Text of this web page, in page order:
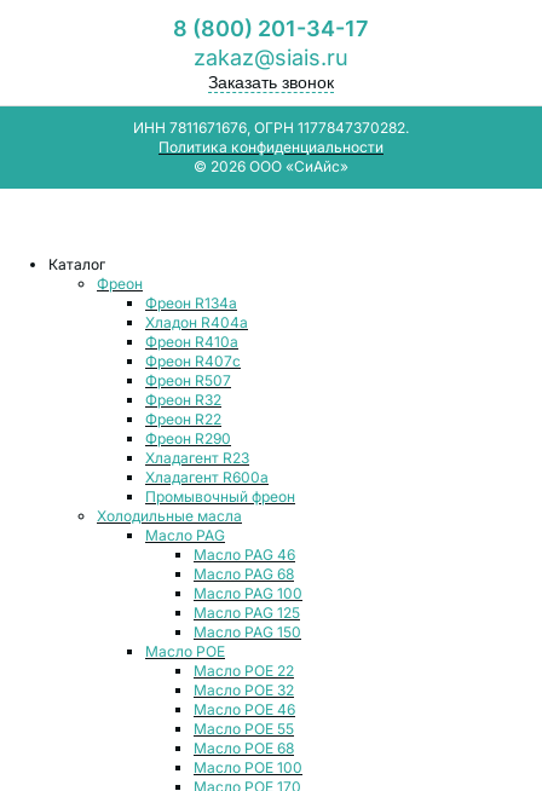
8 (800) 201-34-17
zakaz@siais.ru
Заказать звонок
ИНН 7811671676, ОГРН 1177847370282.
Политика конфиденциальности
© 2026 ООО «СиАйс»
Каталог
Фреон
Фреон R134a
Хладон R404a
Фреон R410a
Фреон R407с
Фреон R507
Фреон R32
Фреон R22
Фреон R290
Хладагент R23
Хладагент R600a
Промывочный фреон
Холодильные масла
Масло PAG
Масло PAG 46
Масло PAG 68
Масло PAG 100
Масло PAG 125
Масло PAG 150
Масло POE
Масло POE 22
Масло POE 32
Масло POE 46
Масло POE 55
Масло POE 68
Масло POE 100
Масло POE 170